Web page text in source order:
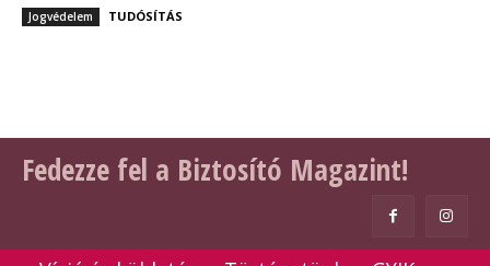
Jogvédelem TUDÓSÍTÁS
Fedezze fel a Biztosító Magazint!